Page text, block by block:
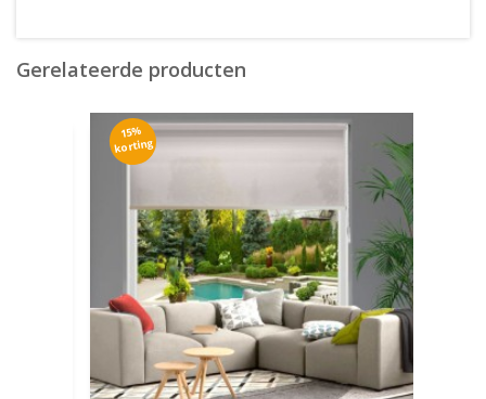
Gerelateerde producten
15%
korting